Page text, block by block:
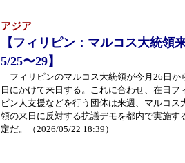
アジア
【フィリピン：マルコス大統
5/25〜29】
フィリピンのマルコス大統領が今月26日か
日にかけて来日する。これに合わせ、在日フ
ピン人支援などを行う団体は来週、マルコス
領の来日に反対する抗議デモを都内で実施す
定だ。（2026/05/22 18:39）